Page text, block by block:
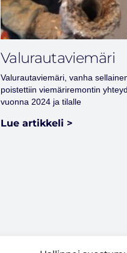
Valurautaviemäri
Valurautaviemäri, vanha
poistettiin viemäriremontin
vuonna 2024 ja tilalle
Lue artikkeli >